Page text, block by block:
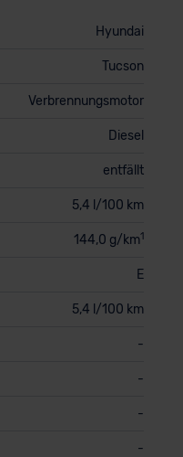
Hyundai
Tucson
Verbrennungsmotor
Diesel
entfällt
5,4 l/100 km
144,0 g/km1
E
5,4 l/100 km
-
-
-
-